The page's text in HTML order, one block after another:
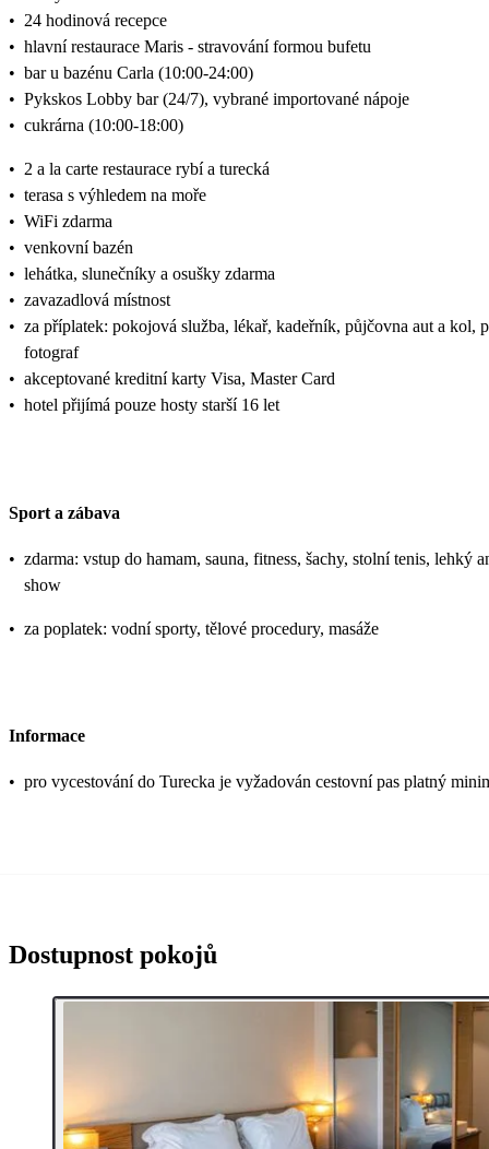
• 24 hodinová recepce
• hlavní restaurace Maris - stravování formou bufetu
• bar u bazénu Carla (10:00-24:00)
• Pykskos Lobby bar (24/7), vybrané importované nápoje
• cukrárna (10:00-18:00)
• 2 a la carte restaurace rybí a turecká
• terasa s výhledem na moře
• WiFi zdarma
• venkovní bazén
• lehátka, slunečníky a osušky zdarma
• zavazadlová místnost
• za příplatek: pokojová služba, lékař, kadeřník, půjčovna aut a kol,
fotograf
• akceptované kreditní karty Visa, Master Card
• hotel přijímá pouze hosty starší 16 let
Sport a zábava
• zdarma: vstup do hamam, sauna, fitness, šachy, stolní tenis, lehký
show
• za poplatek: vodní sporty, tělové procedury, masáže
Informace
• pro vycestování do Turecka je vyžadován cestovní pas platný
Dostupnost pokojů